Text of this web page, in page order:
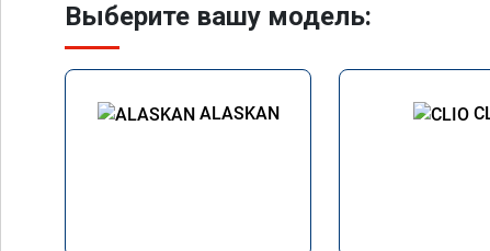
Выберите вашу модель:
ALASKAN